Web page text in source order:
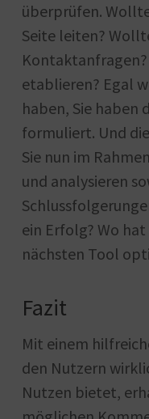
überprüfen.
Seite leiten?
etablieren? Egal
haben, Sie haben
formuliert. Und
Sie nun im
und analysieren
ein Erfolg? Wo
nächsten Tool
Fazit
Mit einem
den Nutzern
Nutzen bietet,